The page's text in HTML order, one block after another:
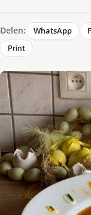
Delen: WhatsApp
Print